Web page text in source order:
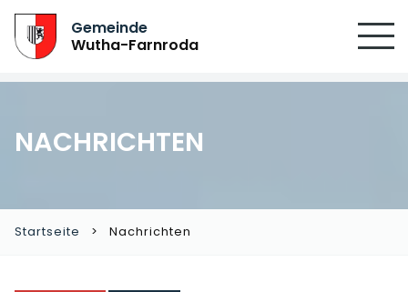
Gemeinde
Wutha-Farnroda
NACHRICHTEN
Startseite Nachrichten